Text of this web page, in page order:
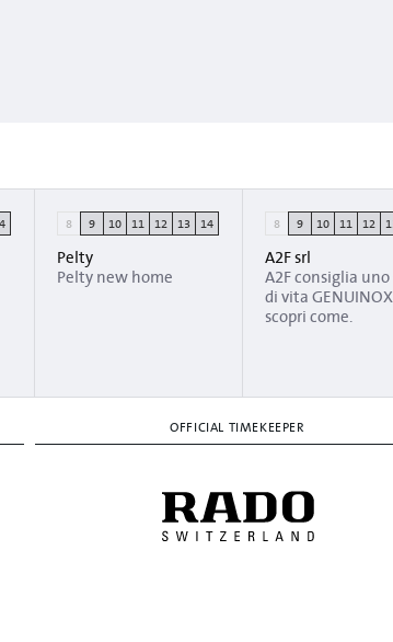
8 9 10 11 12 13 14
Pelty
Pelty new home
8 9 10 11 12
A2F srl
A2F consiglia
di vita
scopri come.
OFFICIAL TIMEKEEPER